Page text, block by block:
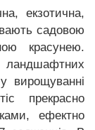
екзотична,
садовою
красунею.
вирощуванні
прекрасно
ефектно